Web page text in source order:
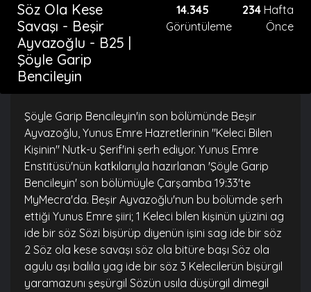
Söz Ola Kese
Savaşı - Beşir
Ayvazoğlu - B25 |
Şöyle Garip
Bencileyin
14.345
Görüntüleme
234 Hafta
Önce
Şöyle Garip Bencileyin'in son bölümünde Beşir
Ayvazoğlu, Yunus Emre Hazretlerinin "Keleci Bilen
Kişinin" Nutk-u Şerif'ini şerh ediyor. Yunus Emre
Enstitüsü'nün katkılarıyla hazırlanan 'Şöyle Garip
Bencileyin' son bölümüyle Çarşamba 19:33'te
MyMecra'da. Beşir Ayvazoğlu'nun bu bölümde şerh
ettiği Yunus Emre şiiri; 1 Keleci bilen kişinün yüzini ag
ide bir söz Sözi bişürüp diyenün işini sag ide bir söz
2 Söz ola kese savaşı söz ola bitüre başı Söz ola
agulu aşı balıla yag ide bir söz 3 Kelecilerün bişürgil
yaramazunı şeşürgil Sözün usıla düşürgil dimegil